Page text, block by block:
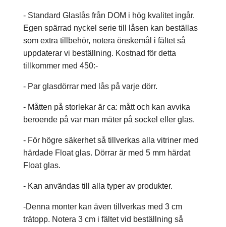
- Standard Glaslås från DOM i hög kvalitet ingår.
Egen spärrad nyckel serie till låsen kan beställas
som extra tillbehör, notera önskemål i fältet så
uppdaterar vi beställning. Kostnad för detta
tillkommer med 450:-
- Par glasdörrar med lås på varje dörr.
- Måtten på storlekar är ca: mått och kan avvika
beroende på var man mäter på sockel eller glas.
- För högre säkerhet så tillverkas alla vitriner med
härdade Float glas. Dörrar är med 5 mm härdat
Float glas.
- Kan användas till alla typer av produkter.
-Denna monter kan även tillverkas med 3 cm
trätopp. Notera 3 cm i fältet vid beställning så